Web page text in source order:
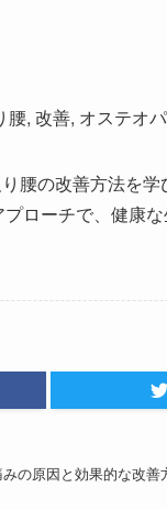
腰, 改善, オステオ
腰の改善方法を
ローチで、健康
みの原因と効果的な改善